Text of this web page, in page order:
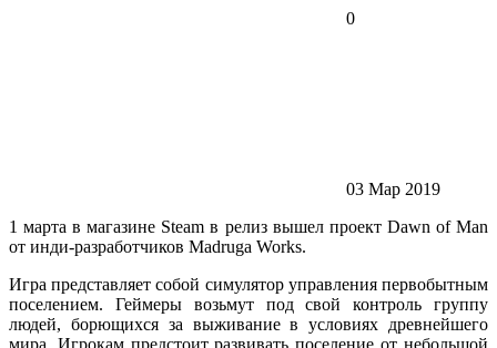
0
03 Мар 2019
1 марта в магазине Steam в релиз вышел проект Dawn of Man
от инди-разработчиков Madruga Works.
Игра представляет собой симулятор управления первобытным
поселением. Геймеры возьмут под свой контроль группу
людей, борющихся за выживание в условиях древнейшего
мира. Игрокам предстоит развивать поселение от небольшой